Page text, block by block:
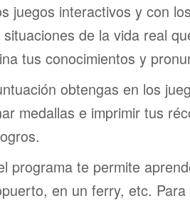
juegos interactivos y con
de la vida real
tus conocimientos y
obtengas en los
medallas e imprimir tus
programa te permite
en un ferry, etc.